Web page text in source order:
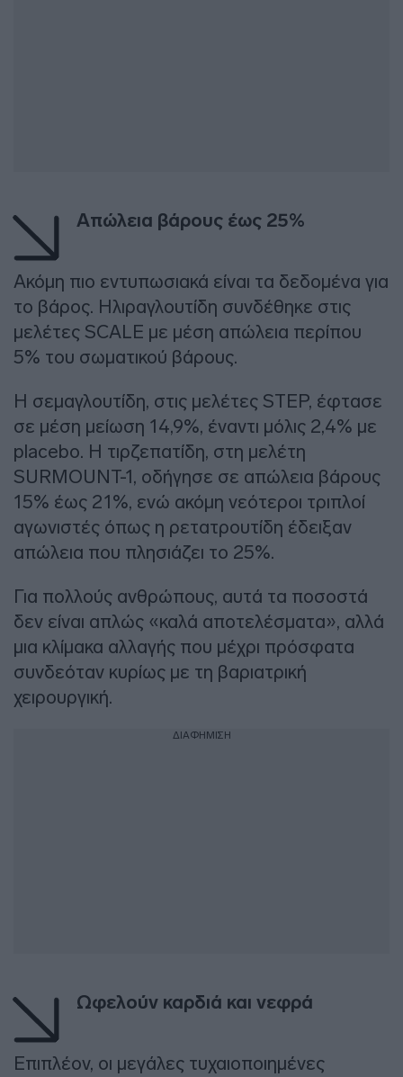
Απώλεια βάρους έως 25%
Ακόμη πιο εντυπωσιακά είναι τα δεδομένα για
το βάρος. Ηλιραγλουτίδη συνδέθηκε στις
μελέτες SCALE με μέση απώλεια περίπου
5% του σωματικού βάρους.
Η σεμαγλουτίδη, στις μελέτες STEP, έφτασε
σε μέση μείωση 14,9%, έναντι μόλις 2,4% με
placebo. Η τιρζεπατίδη, στη μελέτη
SURMOUNT-1, οδήγησε σε απώλεια βάρους
15% έως 21%, ενώ ακόμη νεότεροι τριπλοί
αγωνιστές όπως η ρετατρουτίδη έδειξαν
απώλεια που πλησιάζει το 25%.
Για πολλούς ανθρώπους, αυτά τα ποσοστά
δεν είναι απλώς «καλά αποτελέσματα», αλλά
μια κλίμακα αλλαγής που μέχρι πρόσφατα
συνδεόταν κυρίως με τη βαριατρική
χειρουργική.
ΔΙΑΦΗΜΙΣΗ
Ωφελούν καρδιά και νεφρά
Επιπλέον, οι μεγάλες τυχαιοποιημένες